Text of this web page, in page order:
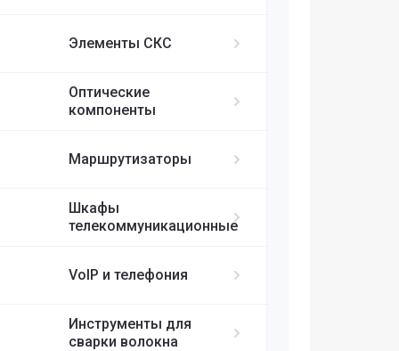
Элементы СКС
Оптические
компоненты
Маршрутизаторы
Шкафы
телекоммуникационные
VoIP и телефония
Инструменты для
сварки волокна